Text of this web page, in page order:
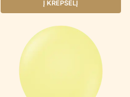
Į KREPŠELĮ